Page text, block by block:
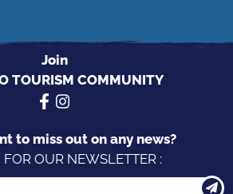
Join
TOURISM COMMUNITY
to miss out on any news?
OUR NEWSLETTER :